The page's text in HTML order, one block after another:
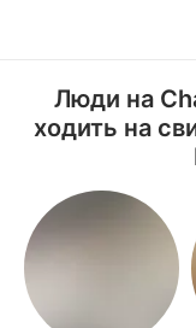
Люди на
ходить на